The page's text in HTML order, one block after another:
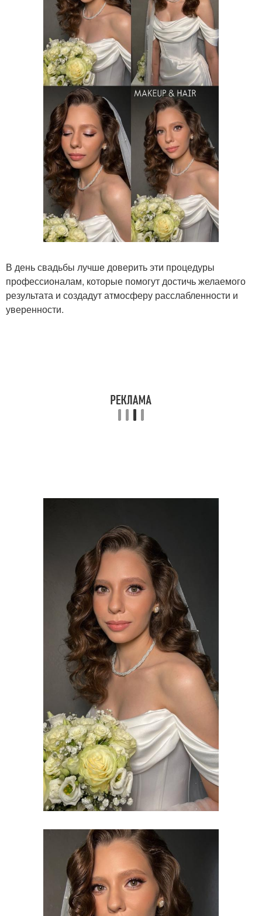
В день свадьбы лучше доверить эти процедуры
профессионалам, которые помогут достичь желаемого
результата и создадут атмосферу расслабленности и
уверенности.